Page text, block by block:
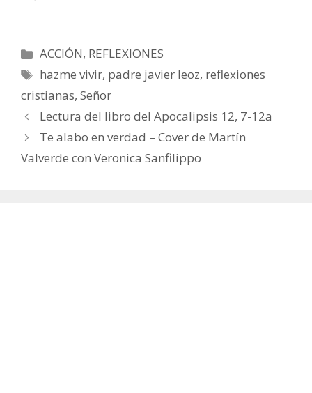
Categorías
ACCIÓN, REFLEXIONES
Etiquetas
hazme vivir, padre javier leoz, reflexiones
cristianas, Señor
Lectura del libro del Apocalipsis 12, 7-12a
Te alabo en verdad – Cover de Martín
Valverde con Veronica Sanfilippo